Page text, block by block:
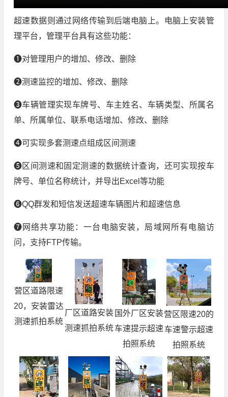
超速数据则通过网络传输到后端电脑上。电脑上安装管
理平台，管理平台具有这些功能：
❶对管理用户的增加、修改、删除
❷测速监控的增加、修改、删除
❸车辆管理实现车牌号、车主姓名、车辆类型、所属名
单、所属单位、联系电话增加、修改、删除
❹可实现多套测速点组成区间测速
❺区间测速和固定测速的数据统计查询，还可实现按车
牌号、单位名称统计，并导出Excel等功能
❻QQ群发和短信发送超速车辆图片和超速信息
❼网络共享功能：一台电脑安装，局域网所有电脑访
问，支持FTP传输。
营区道路限速
20，安装雷达
测速抓拍系统
厂区道路安装
测速抓拍系统
国外厂区安装
车速提示超速
拍照系统
营区限速20的
车速警示超速
拍照系统